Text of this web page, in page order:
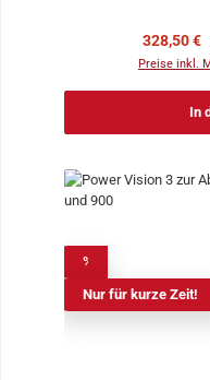
328,50 €
Preise inkl.
In
Nur für kurze Zeit!